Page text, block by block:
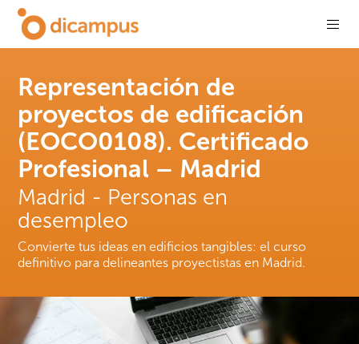
Representación de
proyectos de edificación
(EOCO0108). Certificado
Profesional – Madrid
Madrid - Personas en
desempleo
Convierte tus ideas en edificios tangibles: el curso
definitivo para delineantes proyectistas en Madrid.